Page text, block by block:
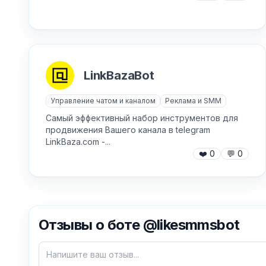
LinkBazaBot
Управление чатом и каналом Реклама и SMM
Самый эффективный набор инструментов для
продвижения Вашего канала в telegram
LinkBaza.com -...
❤️ 0 💬 0
Отзывы о боте @likesmmsbot